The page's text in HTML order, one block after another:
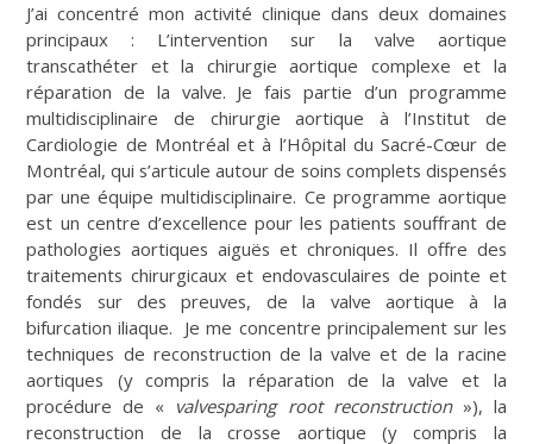
J’ai concentré mon activité clinique dans deux domaines
principaux : L’intervention sur la valve aortique
transcathéter et la chirurgie aortique complexe et la
réparation de la valve. Je fais partie d’un programme
multidisciplinaire de chirurgie aortique à l’Institut de
Cardiologie de Montréal et à l’Hôpital du Sacré-Cœur de
Montréal, qui s’articule autour de soins complets dispensés
par une équipe multidisciplinaire. Ce programme aortique
est un centre d’excellence pour les patients souffrant de
pathologies aortiques aiguës et chroniques. Il offre des
traitements chirurgicaux et endovasculaires de pointe et
fondés sur des preuves, de la valve aortique à la
bifurcation iliaque. Je me concentre principalement sur les
techniques de reconstruction de la valve et de la racine
aortiques (y compris la réparation de la valve et la
procédure de « valvesparing root reconstruction»), la
reconstruction de la crosse aortique (y compris la